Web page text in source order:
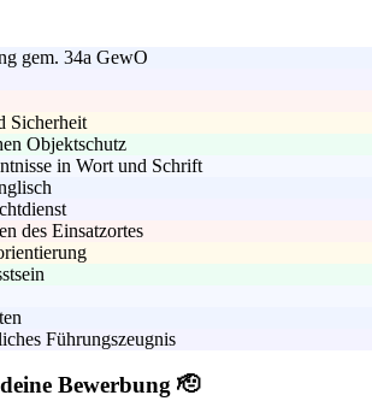
gem. 34a GewO
Sicherheit
Objektschutz
in Wort und Schrift
des Einsatzortes
Führungszeugnis
Bewerbung 🫡